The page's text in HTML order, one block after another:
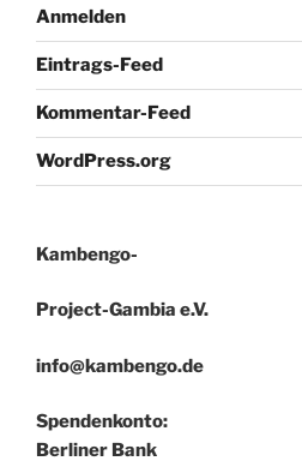
Anmelden
Eintrags-Feed
Kommentar-Feed
WordPress.org
Kambengo-
Project-Gambia e.V.
info@kambengo.de
Spendenkonto:
Berliner Bank